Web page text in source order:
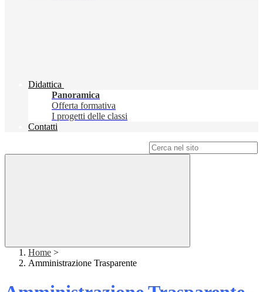
Didattica
Panoramica
Offerta formativa
I progetti delle classi
Contatti
Home >
Amministrazione Trasparente